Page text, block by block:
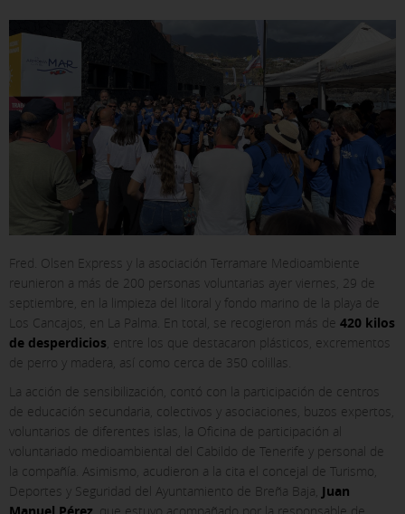
Fred. Olsen Express y la asociación Terramare Medioambiente
reunieron a más de 200 personas voluntarias ayer viernes, 29 de
septiembre, en la limpieza del litoral y fondo marino de la playa de
Los Cancajos, en La Palma. En total, se recogieron más de 420 kilos
de desperdicios, entre los que destacaron plásticos, excrementos
de perro y madera, así como cerca de 350 colillas.
La acción de sensibilización, contó con la participación de centros
de educación secundaria, colectivos y asociaciones, buzos expertos,
voluntarios de diferentes islas, la Oficina de participación al
voluntariado medioambiental del Cabildo de Tenerife y personal de
la compañía. Asimismo, acudieron a la cita el concejal de Turismo,
Deportes y Seguridad del Ayuntamiento de Breña Baja, Juan